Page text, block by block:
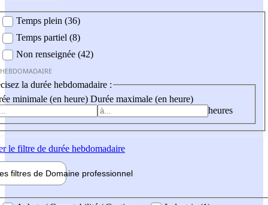
Temps plein (36)
Temps partiel (8)
Non renseignée (42)
la durée hebdomadaire :
minimale (en heure) Durée maximale (en heure)
heures
le filtre de durée hebdomadaire
filtres de Domaine professionnel